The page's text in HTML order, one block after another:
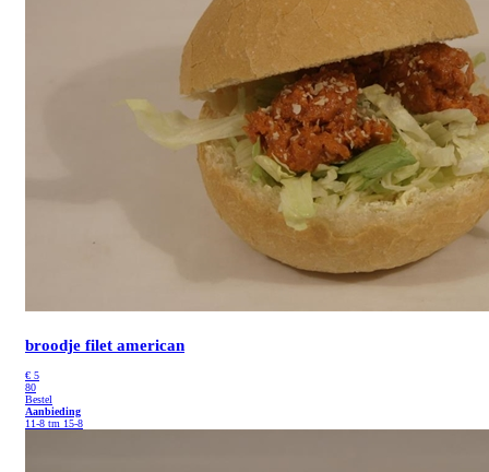
broodje filet american
€ 5
80
Bestel
Aanbieding
11-8 tm 15-8